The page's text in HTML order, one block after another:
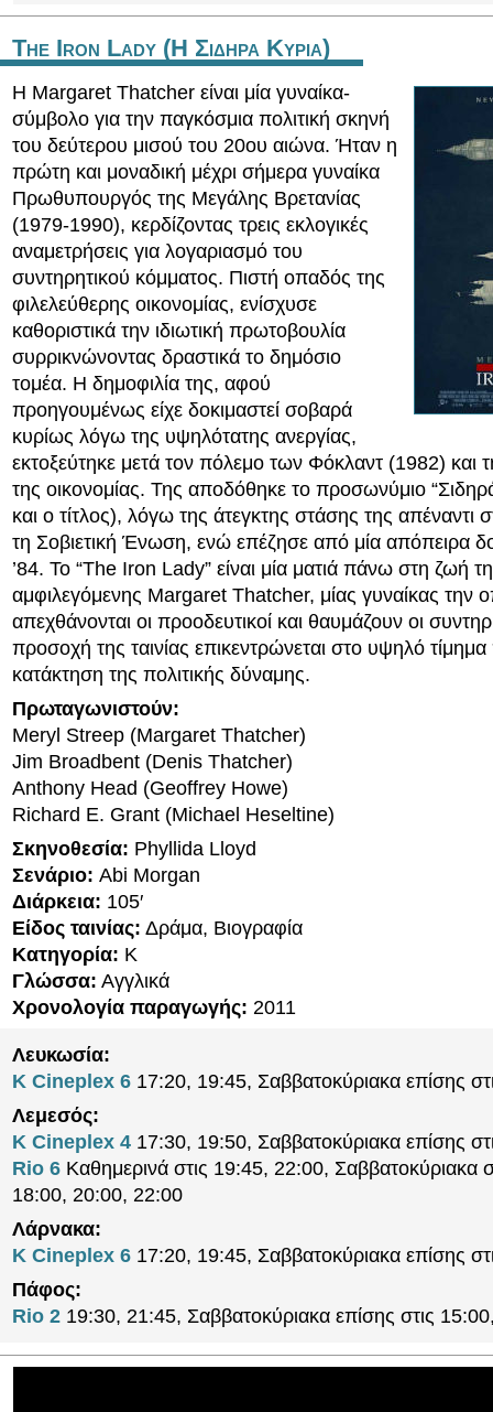
The Iron Lady (Η Σιδηρα Κυρια)
Η Margaret Thatcher είναι μία γυναίκα-
σύμβολο για την παγκόσμια πολιτική σκηνή
του δεύτερου μισού του 20ου αιώνα. Ήταν η
πρώτη και μοναδική μέχρι σήμερα γυναίκα
Πρωθυπουργός της Μεγάλης Βρετανίας
(1979-1990), κερδίζοντας τρεις εκλογικές
αναμετρήσεις για λογαριασμό του
συντηρητικού κόμματος. Πιστή οπαδός της
φιλελεύθερης οικονομίας, ενίσχυσε
καθοριστικά την ιδιωτική πρωτοβουλία
συρρικνώνοντας δραστικά το δημόσιο
τομέα. Η δημοφιλία της, αφού
προηγουμένως είχε δοκιμαστεί σοβαρά
κυρίως λόγω της υψηλότατης ανεργίας,
εκτοξεύτηκε μετά τον πόλεμο των Φόκλαντ (1982) και
της οικονομίας. Της αποδόθηκε το προσωνύμιο
και ο τίτλος), λόγω της άτεγκτης στάσης της απέναντι
τη Σοβιετική Ένωση, ενώ επέζησε από μία απόπειρα
’84. Το “The Iron Lady” είναι μία ματιά πάνω στη ζωή
αμφιλεγόμενης Margaret Thatcher, μίας γυναίκας την
απεχθάνονται οι προοδευτικοί και θαυμάζουν οι
προσοχή της ταινίας επικεντρώνεται στο υψηλό τίμημα
κατάκτηση της πολιτικής δύναμης.
Πρωταγωνιστούν:
Meryl Streep (Margaret Thatcher)
Jim Broadbent (Denis Thatcher)
Anthony Head (Geoffrey Howe)
Richard E. Grant (Michael Heseltine)
Σκηνοθεσία: Phyllida Lloyd
Σενάριο: Abi Morgan
Διάρκεια: 105′
Είδος ταινίας: Δράμα, Βιογραφία
Κατηγορία: K
Γλώσσα: Αγγλικά
Χρονολογία παραγωγής: 2011
Λευκωσία:
K Cineplex 6 17:20, 19:45, Σαββατοκύριακα επίσης
Λεμεσός:
K Cineplex 4 17:30, 19:50, Σαββατοκύριακα επίσης
Rio 6 Καθημερινά στις 19:45, 22:00, Σαββατοκύριακα
18:00, 20:00, 22:00
Λάρνακα:
K Cineplex 6 17:20, 19:45, Σαββατοκύριακα επίσης
Πάφος:
Rio 2 19:30, 21:45, Σαββατοκύριακα επίσης στις